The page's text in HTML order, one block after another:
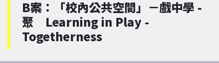
B案：「校內公共空間」－戲中學 -
聚 Learning in Play -
Togetherness